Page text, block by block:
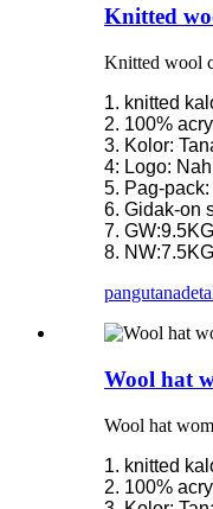
Knitted
Knitted wool
1. knitted
2. 100%
3. Kolor:
4: Logo:
5. Pag-
6. Gidak-on
7. GW:9.5KG
8. NW:7.5KG
pangutana
Wool hat
Wool hat
1. knitted
2. 100%